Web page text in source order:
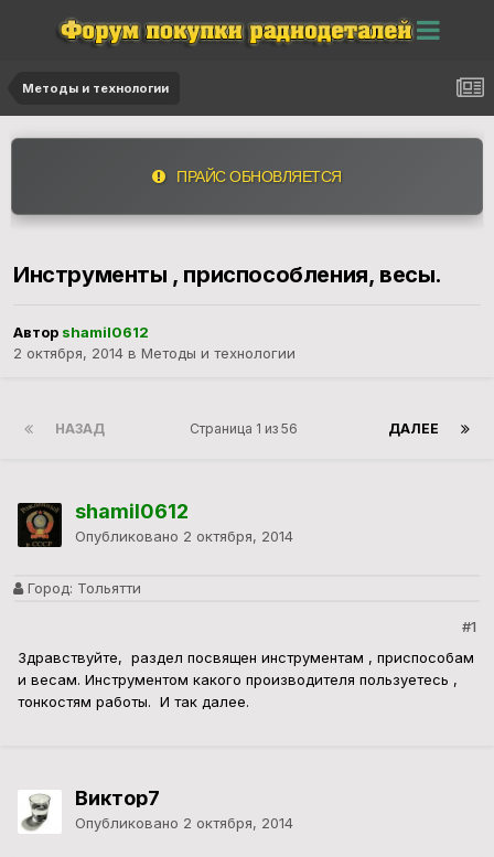
Методы и технологии
ПРАЙС ОБНОВЛЯЕТСЯ
Инструменты , приспособления, весы.
Автор shamil0612
2 октября, 2014 в Методы и технологии
НАЗАД ДАЛЕЕ
Страница 1 из 56
shamil0612
Опубликовано 2 октября, 2014
Город: Тольятти
#1
Здравствуйте, раздел посвящен инструментам , приспособам
и весам. Инструментом какого производителя пользуетесь ,
тонкостям работы. И так далее.
Виктор7
Опубликовано 2 октября, 2014